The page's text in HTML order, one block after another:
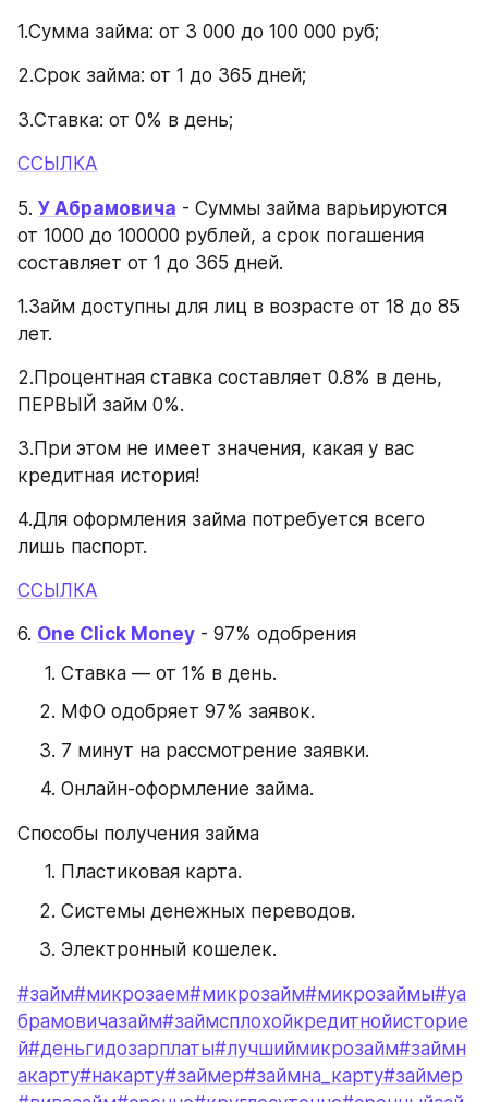
1.Сумма займа: от 3 000 до 100 000 руб;
2.Срок займа: от 1 до 365 дней;
3.Ставка: от 0% в день;
ССЫЛКА
5. У Абрамовича - Суммы займа варьируются
от 1000 до 100000 рублей, а срок погашения
составляет от 1 до 365 дней.
1.Займ доступны для лиц в возрасте от 18 до 85
лет.
2.Процентная ставка составляет 0.8% в день,
ПЕРВЫЙ займ 0%.
3.При этом не имеет значения, какая у вас
кредитная история!
4.Для оформления займа потребуется всего
лишь паспорт.
ССЫЛКА
6. One Click Money - 97% одобрения
Ставка — от 1% в день.
МФО одобряет 97% заявок.
7 минут на рассмотрение заявки.
Онлайн-оформление займа.
Способы получения займа
Пластиковая карта.
Системы денежных переводов.
Электронный кошелек.
#займ#микрозаем#микрозайм#микрозаймы#уа
брамовичазайм#займсплохойкредитнойисторие
й#деньгидозарплаты#лучшиймикрозайм#займн
акарту#накарту#займер#займна_карту#займер